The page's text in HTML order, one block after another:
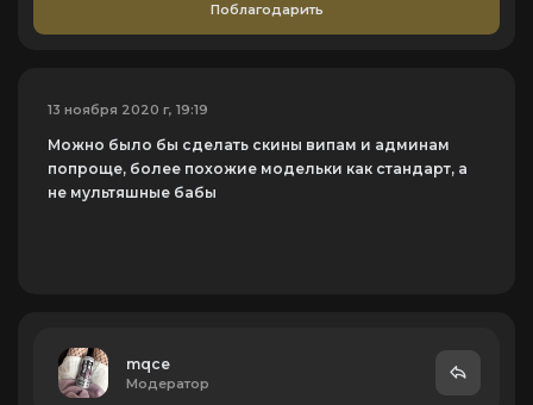
Поблагодарить
13 ноября 2020 г, 19:19
Можно было бы сделать скины випам и админам
попроще, более похожие модельки как стандарт, а
не мультяшные бабы
mqce
Модератор